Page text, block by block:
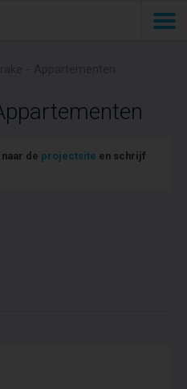
de projectsite en schrijf